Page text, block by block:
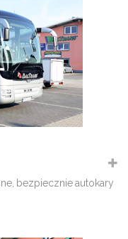
bezpiecznie autokary